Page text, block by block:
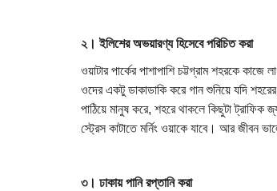
২। ইলিশের অভয়ারণ্য হিসেবে পরিচিত করা
ওয়াটার পার্কের পাশাপাশি চট্টগ্রাম শহরকে
ওদের একটু ডাকাডাকি করে গান শুনিয়ে যদি
পাঠিয়ে মানুষ করে, শহরে থাকলে কিছুটা ট্রাফিক
স্ট্রেস কাটাতে মর্নিং ওয়াকে যাবে। আর জীবন
৩। ঢাকায় পানি রপ্তানি করা